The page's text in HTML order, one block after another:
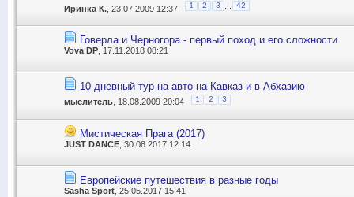
Иринка К. , 23.07.2009 12:37 1 2 3 42
Говерла и Черногора - первый поход и его сложности
Vova DP , 17.11.2018 08:21
10 дневный тур на авто на Кавказ и в Абхазию
мыслитель , 18.08.2009 20:04 1 2 3
Мистическая Прага (2017)
JUST DANCE , 30.08.2017 12:14
Европейские путешествия в разные годы
Sasha Sport , 25.05.2017 15:41